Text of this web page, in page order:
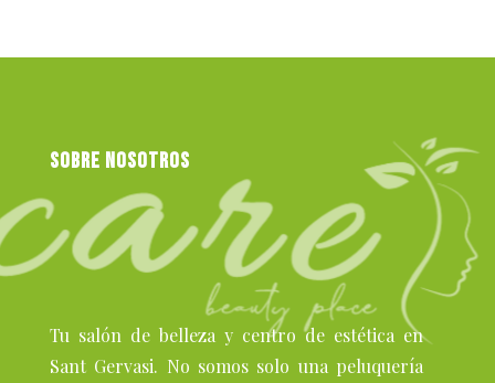
SOBRE NOSOTROS
Tu salón de belleza y centro de estética en
Sant Gervasi. No somos solo una peluquería